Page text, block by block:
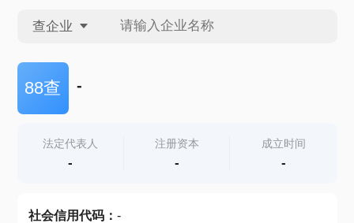
查企业
查企业
查产地
88查 -
法定代表人
-
注册资本
-
成立时间
-
社会信用代码： -